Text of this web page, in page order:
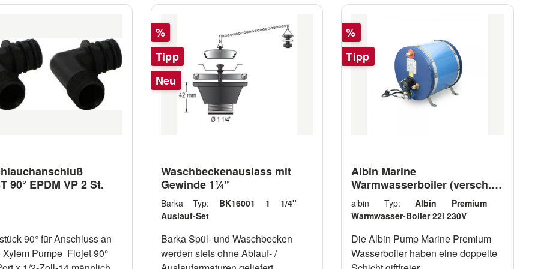
90° EPDM VP 2 St.
90° für Anschluss an
Xylem Pumpe Flojet 90°
Rabatt
%
Tipp
Neu
Waschbeckenauslass mit
Gewinde 1¼"
Barka Typ: BK16001 1 1/4"
Auslauf-Set
Barka Spül- und Waschbecken
werden stets ohne Ablauf- /
Rabatt
%
Tipp
Albin Marine
Warmwasserboiler (versch.
Typen)
albin Typ:Albin Premium
Warmwasser-Boiler 22l 230V
Die Albin Pump Marine Premium
Wasserboiler haben eine doppelte